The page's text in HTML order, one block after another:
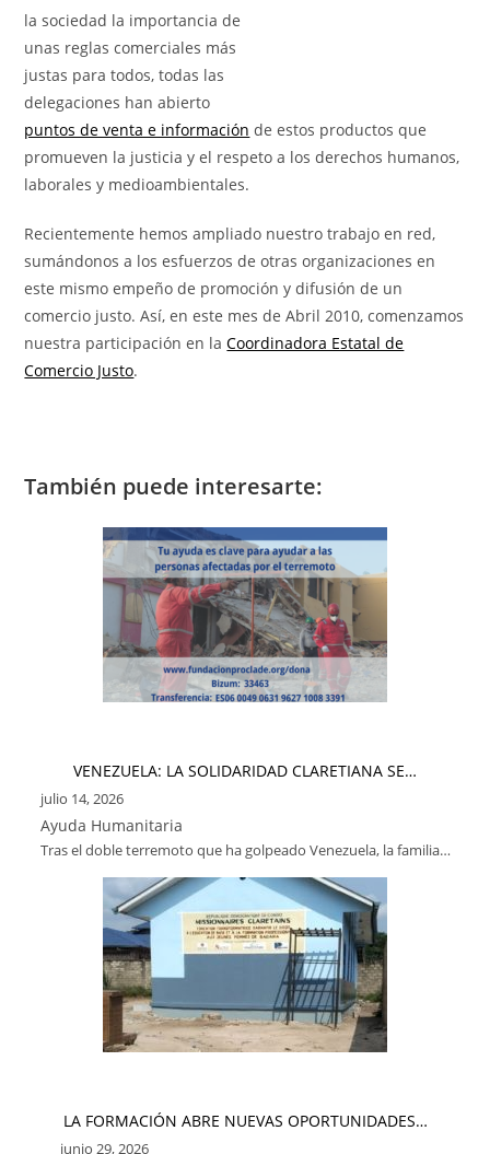
la sociedad la importancia de
unas reglas comerciales más
justas para todos, todas las
delegaciones han abierto
puntos de venta e información de estos productos que
promueven la justicia y el respeto a los derechos humanos,
laborales y medioambientales.
Recientemente hemos ampliado nuestro trabajo en red,
sumándonos a los esfuerzos de otras organizaciones en
este mismo empeño de promoción y difusión de un
comercio justo. Así, en este mes de Abril 2010, comenzamos
nuestra participación en laCoordinadora Estatal de
Comercio Justo.
También puede interesarte:
VENEZUELA: LA SOLIDARIDAD CLARETIANA SE…
julio 14, 2026
Ayuda Humanitaria
Tras el doble terremoto que ha golpeado Venezuela, la familia…
LA FORMACIÓN ABRE NUEVAS OPORTUNIDADES…
junio 29, 2026